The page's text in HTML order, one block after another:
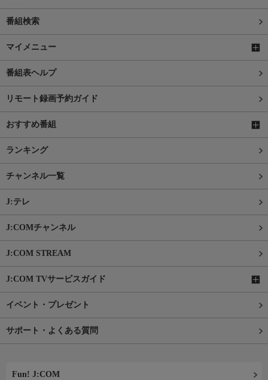
番組検索
マイメニュー
番組表ヘルプ
リモート録画予約ガイド
おすすめ番組
ランキング
チャンネル一覧
J:テレ
J:COMチャンネル
J:COM STREAM
J:COM TVサービスガイド
イベント・プレゼント
サポート・よくある質問
Fun! J:COM